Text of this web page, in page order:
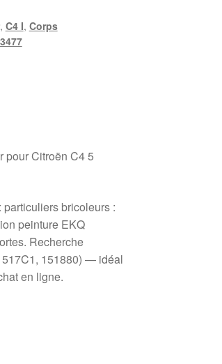
, C4 I, Corps
pour Citroën C4 5
bricoleurs :
peinture EKQ
Recherche
151880) — idéal
en ligne.